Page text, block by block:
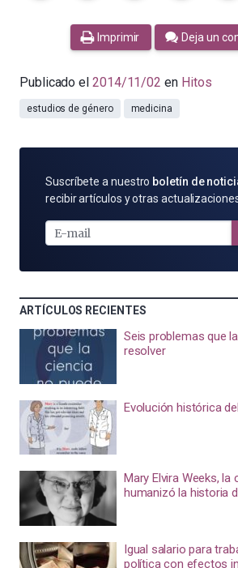
Imprimir Deja un
Publicado el 2014/11/02 en Hitos
estudios de género medicina
SUSCRÍBETE
POR
MAIL
Suscríbete a nuestro boletín de
recibir artículos y otras
ARTÍCULOS RECIENTES
Seis problemas que
resolver
Evolución histórica
Mary Elvira Weeks, la
humanizó la historia
Igual salario para
política con efectos